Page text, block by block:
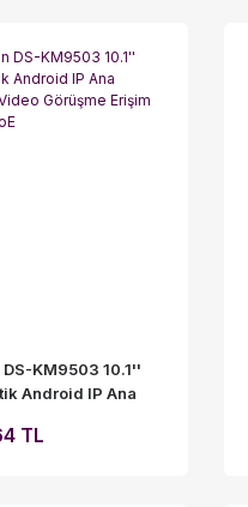
KM9503 10.1''
Android IP Ana
PoE
TL